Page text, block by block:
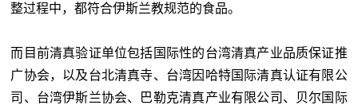
整过程中，都符合伊斯兰教规范的食品。
而目前清真验证单位包括国际性的台湾清真产业品质保证推
广协会，以及台北清真寺、台湾因哈特国际清真认证有限公
司、台湾伊斯兰协会、巴勒克清真产业有限公司、贝尔国际